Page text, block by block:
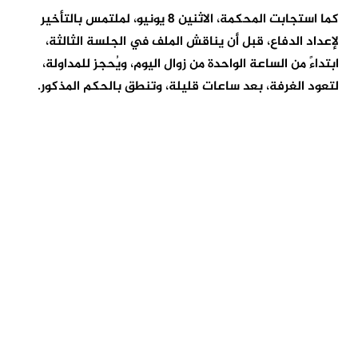
كما استجابت المحكمة، الاثنين 8 يونيو، لملتمس بالتأخير
لإعداد الدفاع، قبل أن يناقش الملف في الجلسة الثالثة،
ابتداءً من الساعة الواحدة من زوال اليوم، ويُحجز للمداولة،
لتعود الغرفة، بعد ساعات قليلة، وتنطق بالحكم المذكور.